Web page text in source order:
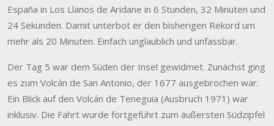
España in Los Llanos de Aridane in 6 Stunden, 32 Minuten und
24 Sekunden. Damit unterbot er den bisherigen Rekord um
mehr als 20 Minuten. Einfach unglaublich und unfassbar.
Der Tag 5 war dem Süden der Insel gewidmet. Zunächst ging
es zum Volcán de San Antonio, der 1677 ausgebrochen war.
Ein Blick auf den Volcán de Teneguia (Ausbruch 1971) war
inklusiv. Die Fahrt wurde fortgeführt zum äußersten Südzipfel